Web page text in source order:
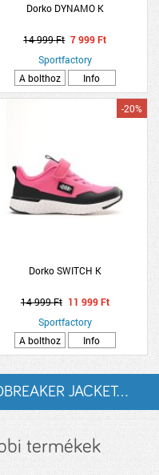
Dorko DYNAMO K
14 999 Ft 7 999 Ft
Sportfactory
A bolthoz
Info
Dorko SWITCH K
-20%
14 999 Ft 11 999 Ft
Sportfactory
A bolthoz
Info
JACKET...
termékek